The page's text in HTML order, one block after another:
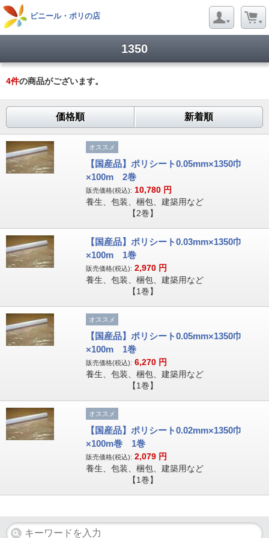
ビニール・ポリの店
1350
4件の商品がございます。
価格順 新着順
オススメ
【国産品】ポリシート0.05mm×1350巾
×100m 2巻
販売価格(税込): 10,780 円
養生、包装、梱包、建築用など
【2巻】
【国産品】ポリシート0.03mm×1350巾
×100m 1巻
販売価格(税込): 2,970 円
養生、包装、梱包、建築用など
【1巻】
オススメ
【国産品】ポリシート0.05mm×1350巾
×100m 1巻
販売価格(税込): 6,270 円
養生、包装、梱包、建築用など
【1巻】
オススメ
【国産品】ポリシート0.02mm×1350巾
×100m巻 1巻
販売価格(税込): 2,079 円
養生、包装、梱包、建築用など
【1巻】